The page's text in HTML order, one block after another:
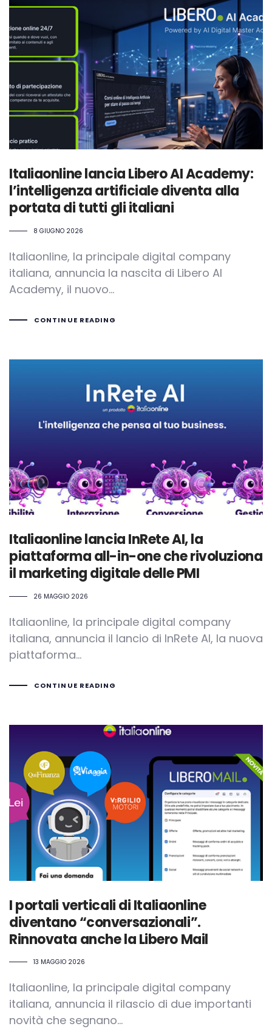
Italiaonline lancia Libero AI Academy:
l’intelligenza artificiale diventa alla
portata di tutti gli italiani
8 GIUGNO 2026
Italiaonline, la principale digital company
italiana, annuncia la nascita di Libero AI
Academy, il nuovo…
CONTINUE READING
Italiaonline lancia InRete AI, la
piattaforma all-in-one che rivoluziona
il marketing digitale delle PMI
26 MAGGIO 2026
Italiaonline, la principale digital company
italiana, annuncia il lancio di InRete AI, la nuova
piattaforma...
CONTINUE READING
I portali verticali di Italiaonline
diventano “conversazionali”.
Rinnovata anche la Libero Mail
13 MAGGIO 2026
Italiaonline, la principale digital company
italiana, annuncia il rilascio di due importanti
novità che segnano...